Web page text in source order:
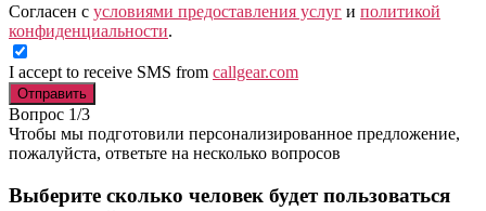
Согласен с условиями предоставления услуг и политикой
конфиденциальности.
I accept to receive SMS from callgear.com
Отправить
Вопрос 1/3
Чтобы мы подготовили персонализированное предложение,
пожалуйста, ответьте на несколько вопросов
Выберите сколько человек будет пользоваться